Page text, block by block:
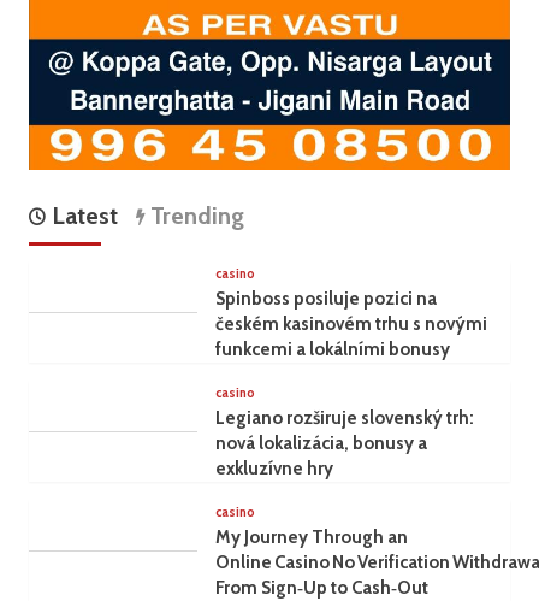
Latest Trending
casino
Spinboss posiluje pozici na
českém kasinovém trhu s novými
funkcemi a lokálními bonusy
casino
Legiano rozširuje slovenský trh:
nová lokalizácia, bonusy a
exkluzívne hry
casino
My Journey Through an
Online Casino No Verification
From Sign‑Up to Cash‑Out